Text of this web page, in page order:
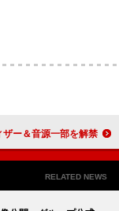
「Waltz for Lily」MVティザー＆音源一部を解禁
RELATED NEWS